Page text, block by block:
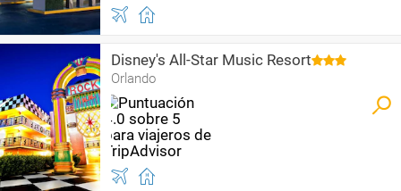
Disney's All-Star Music Resort
Orlando